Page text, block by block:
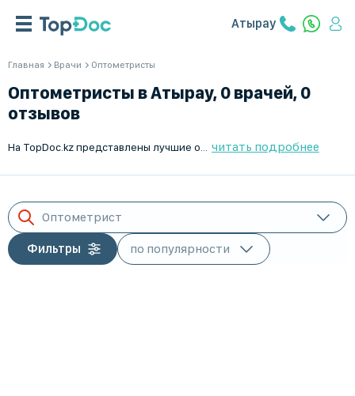
Атырау
Главная Врачи Оптометристы
Оптометристы в Атырау, 0 врачей, 0
отзывов
читать подробнее
Оптометрист
Фильтры